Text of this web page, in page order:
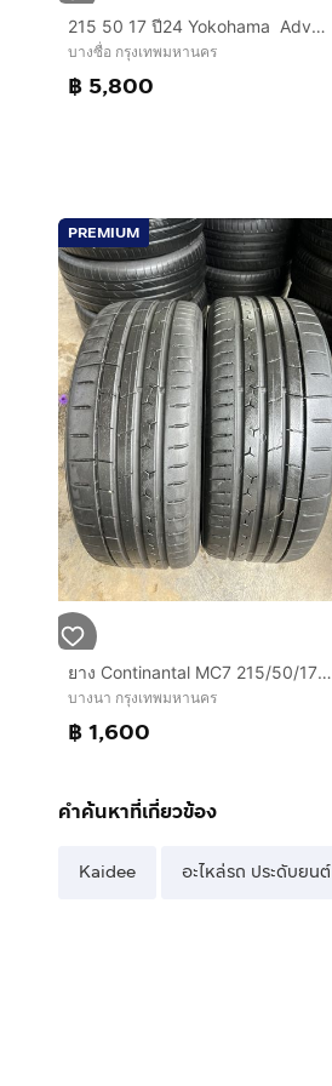
215​ 50​ 17 ปี24 Yokohama Advab dB นุ่มเงียบสุดๆ ดอกหนาเต็มๆ​ ไม่ปะ​ พร้อมใช้อีกนาน​ ติดรถลงพื้น​ปลายปี​​ ชุด​4เส้น​ 5,800​ บาท
บางซื่อ กรุงเทพมหานคร
฿ 5,800
PREMIUM
ยาง Continantal MC7 215/50/17 ปี24 เส้น 1600 บาท สภาพดี
บางนา กรุงเทพมหานคร
฿ 1,600
คำค้นหาที่เกี่ยวข้อง
Kaidee อะไหล่รถ ประดับยนต์